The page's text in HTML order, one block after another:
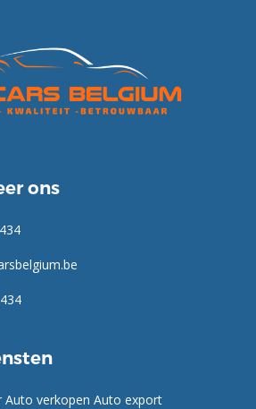
ons
Auto verkopen Auto export